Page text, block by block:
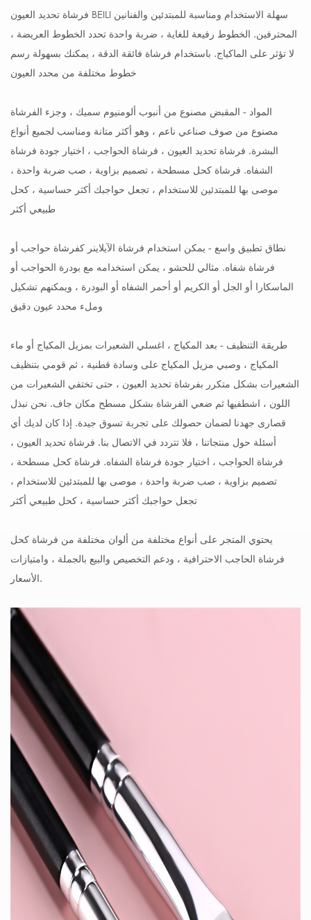
فرشاة تحديد العيون BEILI سهلة الاستخدام ومناسبة للمبتدئين والفنانين
المحترفين. الخطوط رفيعة للغاية ، ضربة واحدة تحدد الخطوط العريضة ،
لا تؤثر على الماكياج. باستخدام فرشاة فائقة الدقة ، يمكنك بسهولة رسم
خطوط مختلفة من محدد العيون
المواد - المقبض مصنوع من أنبوب ألومنيوم سميك ، وجزء الفرشاة
مصنوع من صوف صناعي ناعم ، وهو أكثر متانة ومناسب لجميع أنواع
البشرة. فرشاة تحديد العيون ، فرشاة الحواجب ، اختيار جودة فرشاة
الشفاه. فرشاة كحل مسطحة ، تصميم بزاوية ، صب ضربة واحدة ،
موصى بها للمبتدئين للاستخدام ، تجعل حواجبك أكثر حساسية ، كحل
طبيعي أكثر
نطاق تطبيق واسع - يمكن استخدام فرشاة الآيلاينر كفرشاة حواجب أو
فرشاة شفاه. مثالي للحشو ، يمكن استخدامه مع بودرة الحواجب أو
الماسكارا أو الجل أو الكريم أو أحمر الشفاه أو البودرة ، ويمكنهم تشكيل
وملء محدد عيون دقيق
طريقة التنظيف - بعد المكياج ، اغسلي الشعيرات بمزيل المكياج أو ماء
المكياج ، وصبي مزيل المكياج على وسادة قطنية ، ثم قومي بتنظيف
الشعيرات بشكل متكرر بفرشاة تحديد العيون ، حتى تختفي الشعيرات من
اللون ، اشطفيها ثم ضعي الفرشاة بشكل مسطح مكان جاف. نحن نبذل
قصارى جهدنا لضمان حصولك على تجربة تسوق جيدة. إذا كان لديك أي
أسئلة حول منتجاتنا ، فلا تتردد في الاتصال بنا. فرشاة تحديد العيون ،
فرشاة الحواجب ، اختيار جودة فرشاة الشفاه. فرشاة كحل مسطحة ،
تصميم بزاوية ، صب ضربة واحدة ، موصى بها للمبتدئين للاستخدام ،
تجعل حواجبك أكثر حساسية ، كحل طبيعي أكثر
يحتوي المتجر على أنواع مختلفة من ألوان مختلفة من فرشاة كحل
فرشاة الحاجب الاحترافية ، ودعم التخصيص والبيع بالجملة ، وامتيازات
الأسعار.